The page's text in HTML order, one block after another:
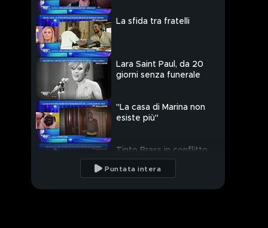
La sfida tra fratelli
Lara Saint Paul, da 20
giorni senza funerale
"La casa di Marina non
esiste più"
Tinto Brass in conflitto
con i figli
Puntata intera